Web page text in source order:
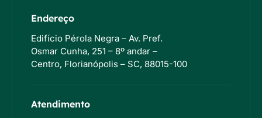
Endereço
Edifício Pérola Negra – Av. Pref.
Osmar Cunha, 251 – 8º andar –
Centro, Florianópolis – SC, 88015-100
Atendimento